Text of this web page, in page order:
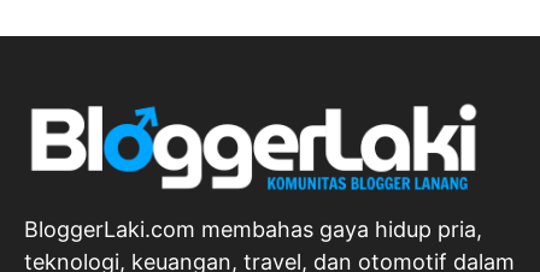
BloggerLaki.com membahas gaya hidup pria,
teknologi, keuangan, travel, dan otomotif dalam